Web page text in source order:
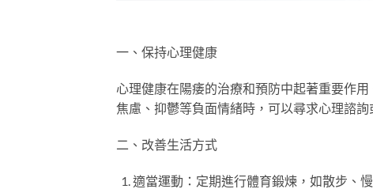
一、保持心理健康
心理健康在陽痿的治療和預防中起著重要作
焦慮、抑鬱等負面情緒時，可以尋求心理諮
二、改善生活方式
適當運動：定期進行體育鍛煉，如散步、